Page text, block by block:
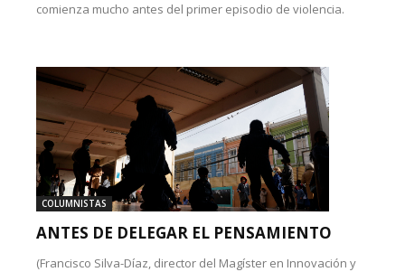
comienza mucho antes del primer episodio de violencia.
COLUMNISTAS
ANTES DE DELEGAR EL PENSAMIENTO
(Francisco Silva-Díaz, director del Magíster en Innovación y